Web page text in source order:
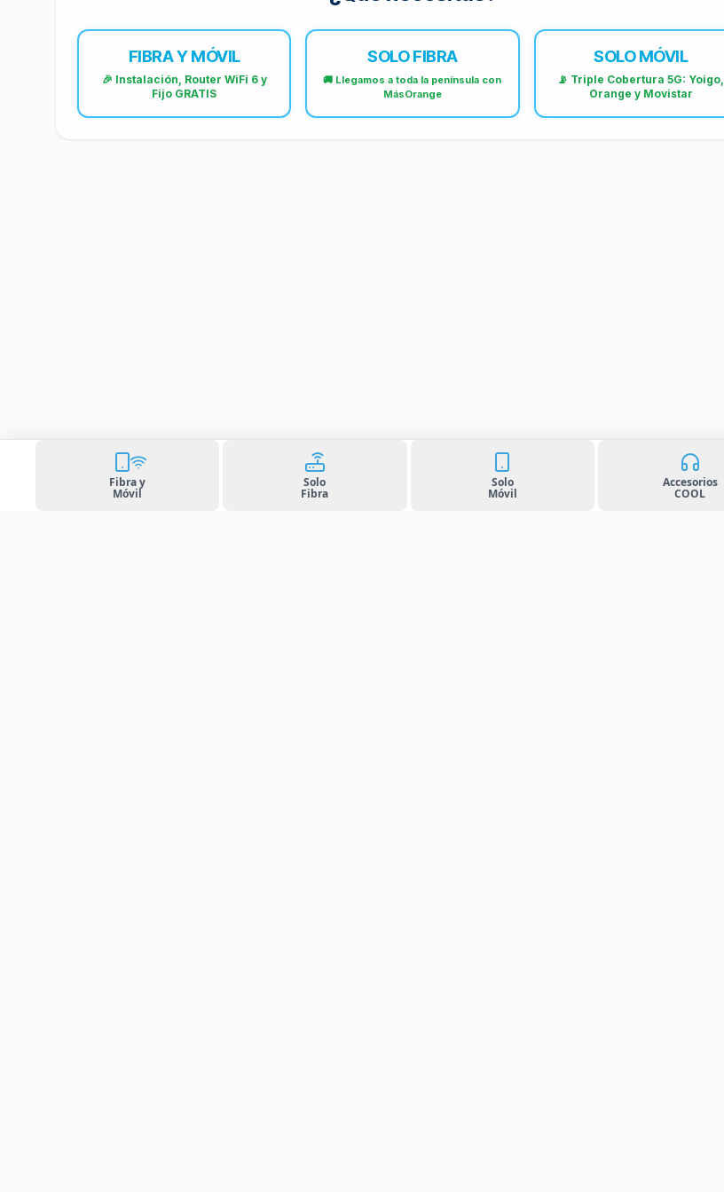
FIBRA Y MÓVIL
🎉 Instalación, Router WiFi 6 y
Fijo GRATIS
SOLO FIBRA
🚚 Llegamos a toda la península con
MásOrange
SOLO MÓVIL
📡 Triple Cobertura 5G: Yoigo,
Orange y Movistar
Ofertas y promociones actualizadas
Fibra y
Móvil
Solo
Fibra
Solo
Móvil
Accesorios
COOL